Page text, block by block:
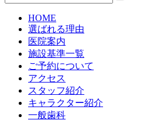
HOME
選ばれる理由
医院案内
施設基準一覧
ご予約について
アクセス
スタッフ紹介
キャラクター紹介
一般歯科